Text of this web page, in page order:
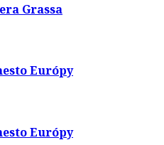
Grassa
Európy
Európy